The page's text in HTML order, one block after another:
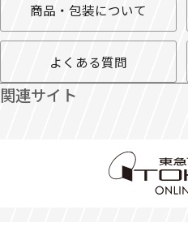
商品・包装について
よくある質問
関連サイト